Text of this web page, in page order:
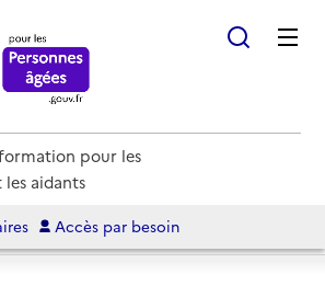
pour les
les aidants
Accès par besoin